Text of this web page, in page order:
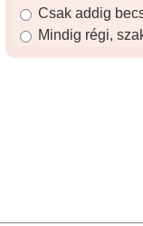
Csak addig
Mindig régi,